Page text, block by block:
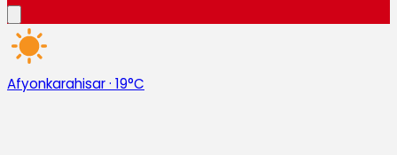
Afyonkarahisar· 19°C